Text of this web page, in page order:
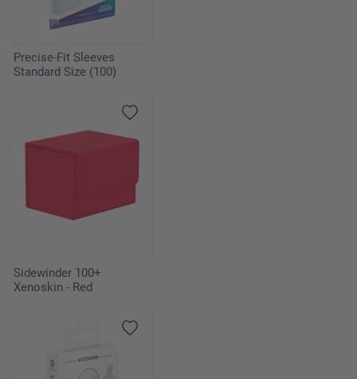
Precise-Fit Sleeves
Standard Size (100)
Sidewinder 100+
Xenoskin - Red